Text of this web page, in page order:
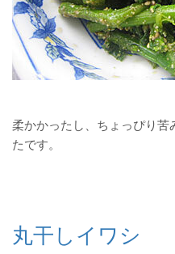
柔かかったし、ちょっぴり苦
たです。
丸干しイワシ